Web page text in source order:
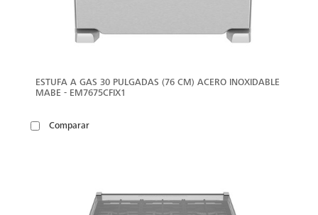
ESTUFA A GAS 30 PULGADAS (76 CM) ACERO INOXIDABLE
MABE - EM7675CFIX1
Comparar